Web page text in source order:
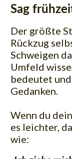
Sag
Der größte
Rückzug
Schweigen
Umfeld
bedeutet
Gedanken.
Wenn du
es leichter,
wie: